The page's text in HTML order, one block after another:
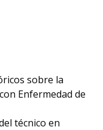
sobre la
Enfermedad de
técnico en